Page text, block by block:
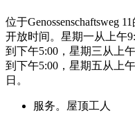
位于Genossenschaftsweg
开放时间。星期一从上午
到下午5:00，星期三从上
到下午5:00，星期五从上
日。
服务。屋顶工人